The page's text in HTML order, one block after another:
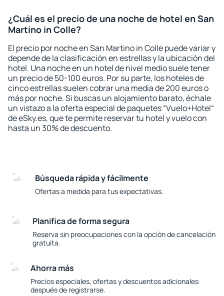
¿Cuál es el precio de una noche de hotel en San
Martino in Colle?
El precio por noche en San Martino in Colle puede variar y
depende de la clasificación en estrellas y la ubicación del
hotel. Una noche en un hotel de nivel medio suele tener
un precio de 50-100 euros. Por su parte, los hoteles de
cinco estrellas suelen cobrar una media de 200 euros o
más por noche. Si buscas un alojamiento barato, échale
un vistazo a la oferta especial de paquetes “Vuelo+Hotel“
de eSky.es, que te permite reservar tu hotel y vuelo con
hasta un 30% de descuento.
Búsqueda rápida y fácilmente
Ofertas a medida para tus expectativas.
Planifica de forma segura
Reserva sin preocupaciones con la opción de cancelación
gratuita.
Ahorra más
Precios especiales, ofertas y descuentos adicionales
después de registrarse.